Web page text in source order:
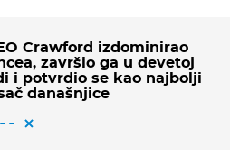
Crawford izdominirao
završio ga u devetoj
i potvrdio se kao najbolji
današnjice